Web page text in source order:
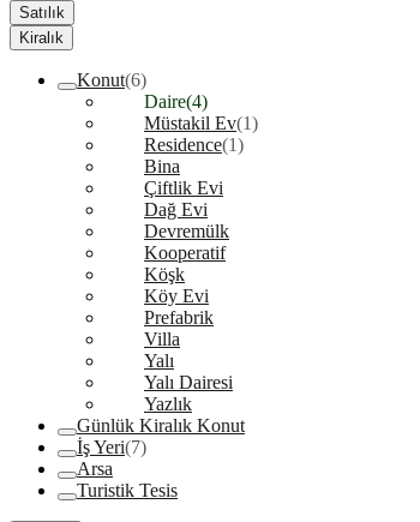
Satılık
Kiralık
Konut(6)
Daire(4)
Müstakil Ev(1)
Residence(1)
Bina
Çiftlik Evi
Dağ Evi
Devremülk
Kooperatif
Köşk
Köy Evi
Prefabrik
Villa
Yalı
Yalı Dairesi
Yazlık
Günlük Kiralık Konut
İş Yeri(7)
Arsa
Turistik Tesis